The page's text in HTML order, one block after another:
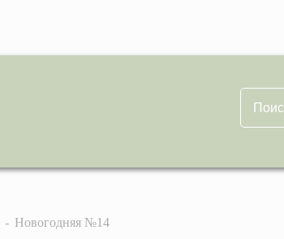
- Новогодняя №14